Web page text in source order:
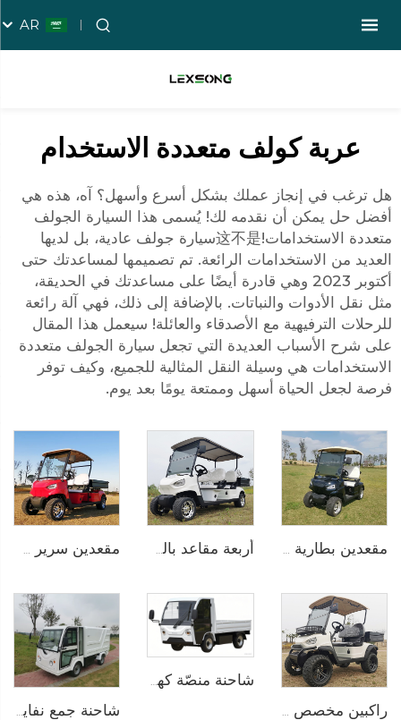
AR
عربة كولف متعددة الاستخدام
هل ترغب في إنجاز عملك بشكل أسرع وأسهل؟ آه، هذه هي
أفضل حل يمكن أن نقدمه لك! يُسمى هذا السيارة الجولف
متعددة الاستخدامات!这不是سيارة جولف عادية، بل لديها
العديد من الاستخدامات الرائعة. تم تصميمها لمساعدتك حتى
أكتوبر 2023 وهي قادرة أيضًا على مساعدتك في الحديقة،
مثل نقل الأدوات والنباتات. بالإضافة إلى ذلك، فهي آلة رائعة
للرحلات الترفيهية مع الأصدقاء والعائلة! سيعمل هذا المقال
على شرح الأسباب العديدة التي تجعل سيارة الجولف متعددة
الاستخدامات هي وسيلة النقل المثالية للجميع، وكيف توفر
فرصة لجعل الحياة أسهل وممتعة يومًا بعد يوم.
راكبين مخصص للاستخدام في المزارع عربة كهربائية صغيرة خارج الطرق عربة غولف متعددة الاستخدامات LS2020H
شاحنة منصّة كهربائية 1.5 طن LS6012H
شاحنة جمع نفايات كهربائية LS6023X